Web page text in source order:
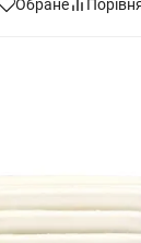
Обране